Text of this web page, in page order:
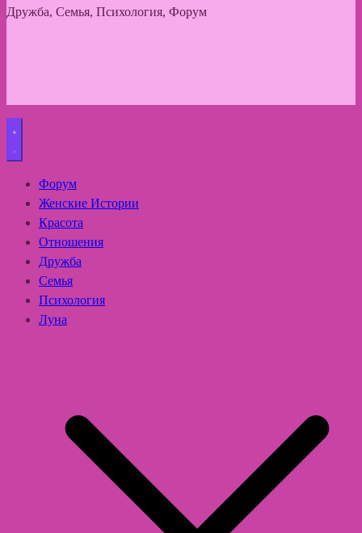
Дружба, Семья, Психология, Форум
Форум
Женские Истории
Красота
Отношения
Дружба
Семья
Психология
Луна